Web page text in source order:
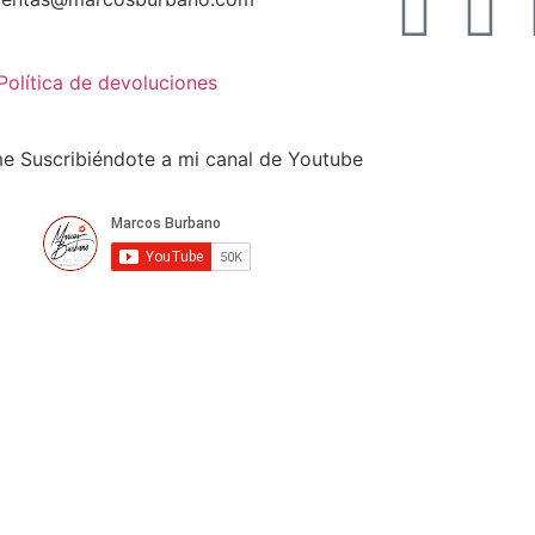
de devoluciones
Suscribiéndote a mi canal de Youtube